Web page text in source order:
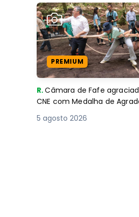
PREMIUM
R.Câmara de Fafe
CNE com Medalha de
5 agosto 2026